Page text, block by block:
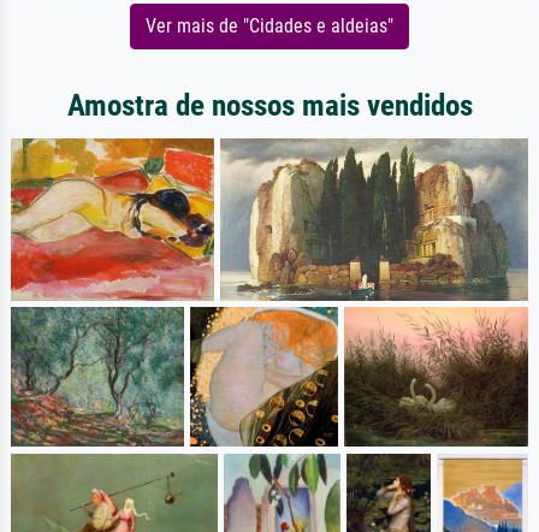
Ver mais de "Cidades e aldeias"
Amostra de nossos mais vendidos